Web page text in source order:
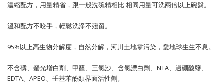
濃縮配方，用量精省，跟一般洗碗精相比 相同用量可洗兩倍以上碗盤。
溫和配方不咬手，輕鬆洗淨不殘留。
95%以上高生物分解度，自然分解，河川土地零污染，愛地球生生不息。
不含磷、螢光增白劑、甲醛、三氯沙、含氯漂白劑、NTA、過硼酸鹽、
EDTA、APEO、壬基苯酚類界面活性劑。